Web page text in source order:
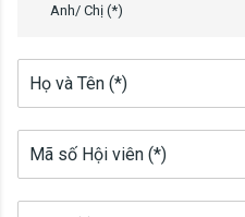
Anh/ Chị (*)